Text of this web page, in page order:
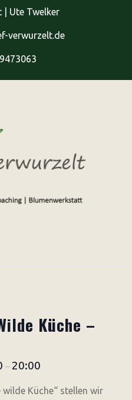
| Ute Twelker
verwurzelt.de
Küche –
– 20:00
wilde Küche“ stellen wir